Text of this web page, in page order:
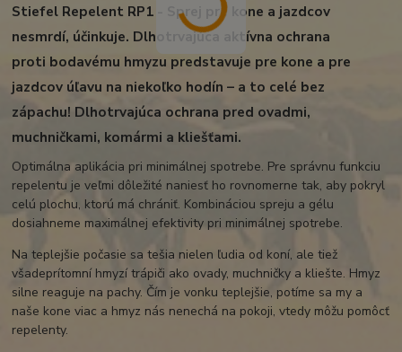
Stiefel Repelent RP1 - Sprej pre kone a jazdcov
nesmrdí, účinkuje. Dlhotrvajúca aktívna ochrana
proti bodavému hmyzu predstavuje pre kone a pre
jazdcov úľavu na niekoľko hodín – a to celé bez
zápachu! Dlhotrvajúca ochrana pred ovadmi,
muchničkami, komármi a kliešťami.
Optimálna aplikácia pri minimálnej spotrebe. Pre správnu funkciu
repelentu je veľmi dôležité naniesť ho rovnomerne tak, aby pokryl
celú plochu, ktorú má chrániť. Kombináciou spreju a gélu
dosiahneme maximálnej efektivity pri minimálnej spotrebe.
Na teplejšie počasie sa tešia nielen ľudia od koní, ale tiež
všadeprítomní hmyzí trápiči ako ovady, muchničky a kliešte. Hmyz
silne reaguje na pachy. Čím je vonku teplejšie, potíme sa my a
naše kone viac a hmyz nás nenechá na pokoji, vtedy môžu pomôcť
repelenty.